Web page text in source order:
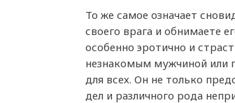
То же самое означает
своего врага и обнимаете
особенно эротично и
незнакомым мужчиной или
для всех. Он не только
дел и различного рода